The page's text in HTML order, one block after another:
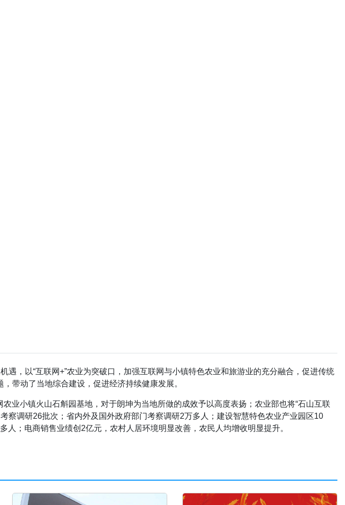
，以“互联网+”农业为突破口，加强互联网与小镇特色农业和旅游业的充分融合，促进传统
带动了当地综合建设，促进经济持续健康发展。
业小镇火山石斛园基地，对于朗坤为当地所做的成效予以高度表扬；农业部也将“石山互联
察调研26批次；省内外及国外政府部门考察调研2万多人；建设智慧特色农业产业园区10
；电商销售业绩创2亿元，农村人居环境明显改善，农民人均增收明显提升。